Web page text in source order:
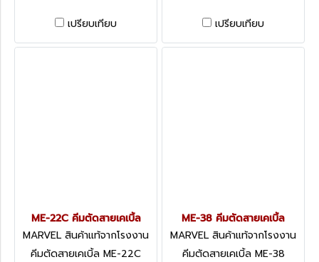
เปรียบเทียบ เปรียบเทียบ
ME-22C คีมตัดสายเคเบิ้ล
MARVEL สินค้าแท้จากโรงงาน
ME-22C
คีมตัดสายเคเบิ้ล ME-22C
ME-38 คีมตัดสายเคเบิ้ล
MARVEL สินค้าแท้จากโรงงาน
ME-38
คีมตัดสายเคเบิ้ล ME-38